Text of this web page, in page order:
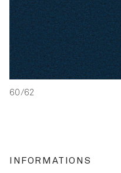
60/62
INFORMATIONS